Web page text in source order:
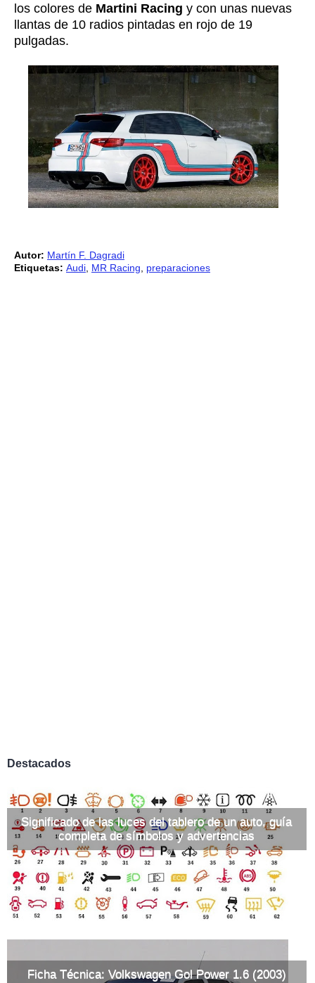
los colores de Martini Racing y con unas nuevas
llantas de 10 radios pintadas en rojo de 19
pulgadas.
Autor: Martín F. Dagradi
Etiquetas: Audi MR Racing preparaciones
Destacados
Significado de las luces del tablero de un auto, guía
completa de símbolos y advertencias
Ficha Técnica: Volkswagen Gol Power 1.6 (2003)